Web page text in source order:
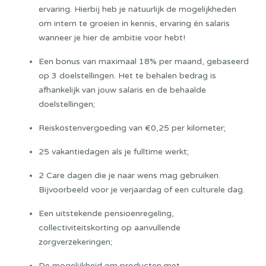
ervaring. Hierbij heb je natuurlijk de mogelijkheden
om intern te groeien in kennis, ervaring én salaris
wanneer je hier de ambitie voor hebt!
Een bonus van maximaal 18% per maand, gebaseerd
op 3 doelstellingen. Het te behalen bedrag is
afhankelijk van jouw salaris en de behaalde
doelstellingen;
Reiskostenvergoeding van €0,25 per kilometer;
25 vakantiedagen als je fulltime werkt;
2 Care dagen die je naar wens mag gebruiken.
Bijvoorbeeld voor je verjaardag of een culturele dag.
Een uitstekende pensioenregeling,
collectiviteitskorting op aanvullende
zorgverzekeringen;